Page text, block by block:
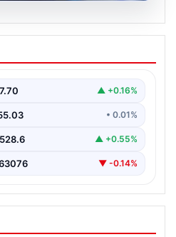
8 Nisan 2026: Altın
Gram, çeyrek,
▲ +0.16%
• 0.01%
▲ +0.55%
▼ -0.14%